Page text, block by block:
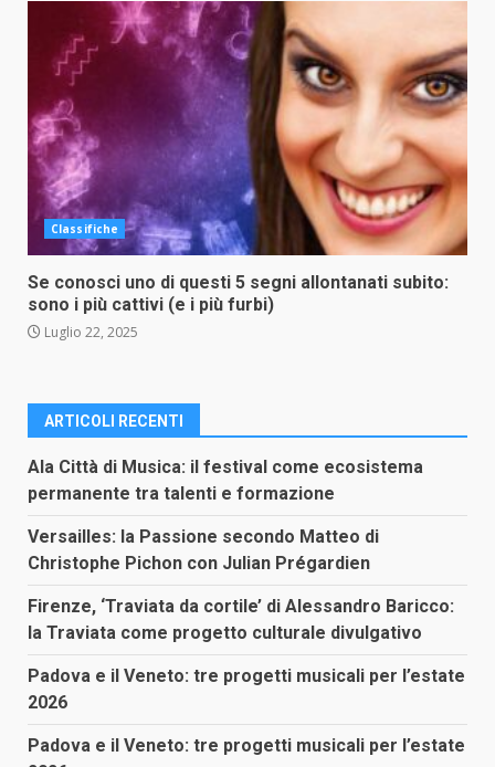
Classifiche
Se conosci uno di questi 5 segni allontanati subito:
sono i più cattivi (e i più furbi)
Luglio 22, 2025
ARTICOLI RECENTI
Ala Città di Musica: il festival come ecosistema
permanente tra talenti e formazione
Versailles: la Passione secondo Matteo di
Christophe Pichon con Julian Prégardien
Firenze, ‘Traviata da cortile’ di Alessandro Baricco:
la Traviata come progetto culturale divulgativo
Padova e il Veneto: tre progetti musicali per l’estate
2026
Padova e il Veneto: tre progetti musicali per l’estate